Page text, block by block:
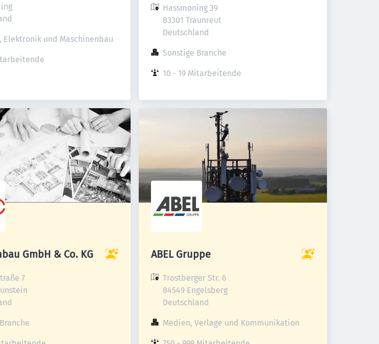
Elektronik und Maschinenbau
Hassmoning 39
83301 Traunreut
Deutschland
Sonstige Branche
10 - 19 Mitarbeitende
GmbH & Co. KG
7
ABEL Gruppe
Trostberger Str. 6
84549 Engelsberg
Deutschland
Medien, Verlage und Kommunikation